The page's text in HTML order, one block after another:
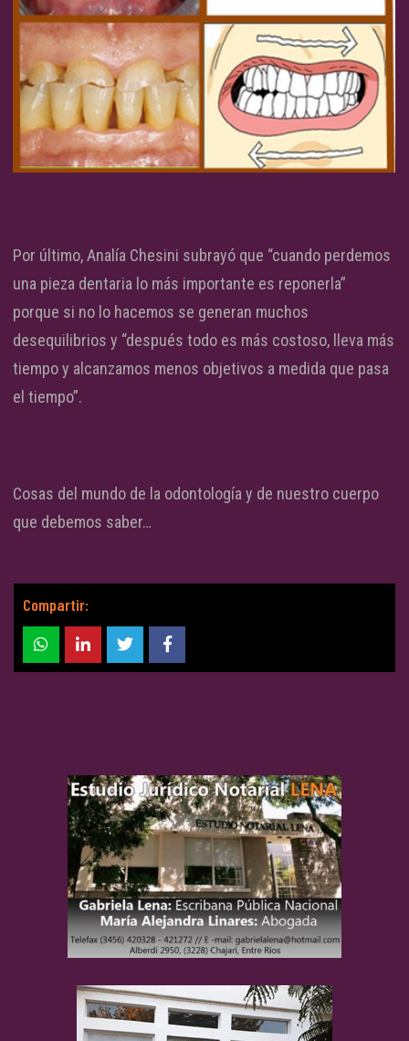
Por último, Analía Chesini subrayó que “cuando perdemos
una pieza dentaria lo más importante es reponerla”
porque si no lo hacemos se generan muchos
desequilibrios y “después todo es más costoso, lleva más
tiempo y alcanzamos menos objetivos a medida que pasa
el tiempo”.
Cosas del mundo de la odontología y de nuestro cuerpo
que debemos saber…
Compartir: